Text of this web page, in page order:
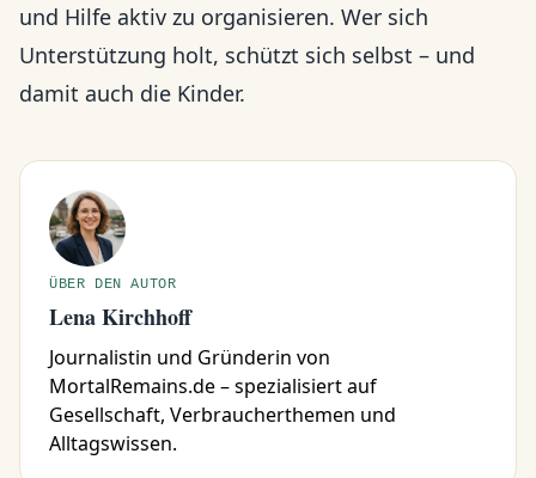
und Hilfe aktiv zu organisieren. Wer sich
Unterstützung holt, schützt sich selbst – und
damit auch die Kinder.
ÜBER DEN AUTOR
Lena Kirchhoff
Journalistin und Gründerin von
MortalRemains.de – spezialisiert auf
Gesellschaft, Verbraucherthemen und
Alltagswissen.